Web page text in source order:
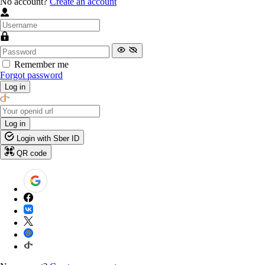
Remember me
Forgot password
Log in
Log in
Login with Sber ID
QR code